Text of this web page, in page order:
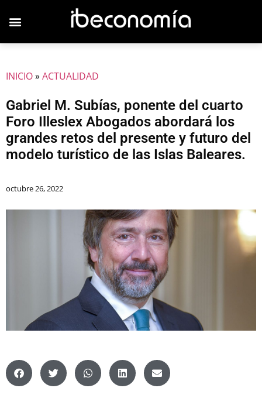
INICIO»ACTUALIDAD
Gabriel M. Subías, ponente del cuarto
Foro Illeslex Abogados abordará los
grandes retos del presente y futuro del
modelo turístico de las Islas Baleares.
octubre 26, 2022